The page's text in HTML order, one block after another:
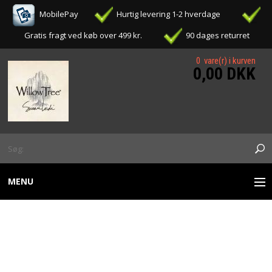
MobilePay
Hurtig levering 1-2 hverdage
Gratis fragt ved køb over 499 kr.
90 dages returret
0 vare(r) i kurven
0,00 DKK
MENU